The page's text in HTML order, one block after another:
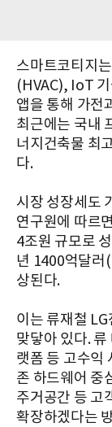
스마트코티지
(HVAC), IoT
앱을 통해 가전
최근에는 국내
너지건축물 최
다.
시장 성장세도
연구원에 따르
4조원 규모로
년 1400억달러
상된다.
이는 류재철
맞닿아 있다.
랫폼 등 고수익
존 하드웨어 중
주거공간 등 고
확장하겠다는